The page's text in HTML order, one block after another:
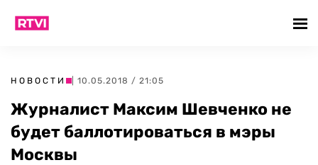
НОВОСТИ | 10.05.2018 / 21:05
Журналист Максим Шевченко не
будет баллотироваться в мэры
Москвы